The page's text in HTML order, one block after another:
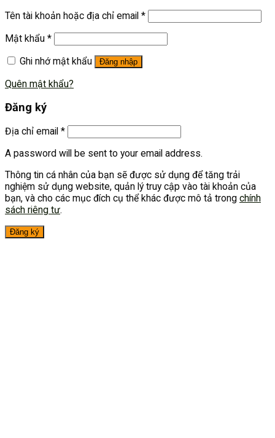
Tên tài khoản hoặc địa chỉ email *
Mật khẩu *
Ghi nhớ mật khẩu
Đăng nhập
Quên mật khẩu?
Đăng ký
Địa chỉ email *
A password will be sent to your email address.
Thông tin cá nhân của bạn sẽ được sử dụng để tăng trải
nghiệm sử dụng website, quản lý truy cập vào tài khoản của
bạn, và cho các mục đích cụ thể khác được mô tả trong chính
sách riêng tư.
Đăng ký